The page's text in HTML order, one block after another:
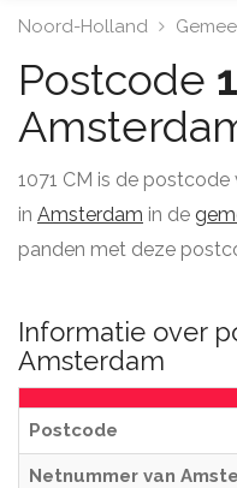
Noord-Holland
Postcode
1071 CM is de
in Amsterdam in de
panden met deze
Informatie over
Amsterdam
Postcode
Netnummer van